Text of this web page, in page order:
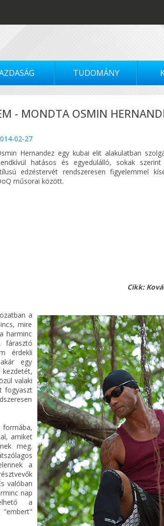
TUDOMÁNY
- MONDTA OSMIN
02-27
Hernandez egy kubai elit alakulatban
hatásos és egyedülálló, sokak szerint
edzéstervét rendszeresen figyelemmel
műsorai között.
Cikk:
a
mire
harminc
fárasztó
érdekli
egy
kezdetét,
valaki
fogyaszt
formába,
amiket
meg.
a
valóban
nap
a
"embert"